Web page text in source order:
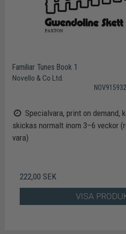
Familiar Tunes Book 1
Novello & Co Ltd.
NOV915932
Specialvara, print on demand,
skickas normalt inom 3–6 veckor
vara)
222,00 SEK
VISA